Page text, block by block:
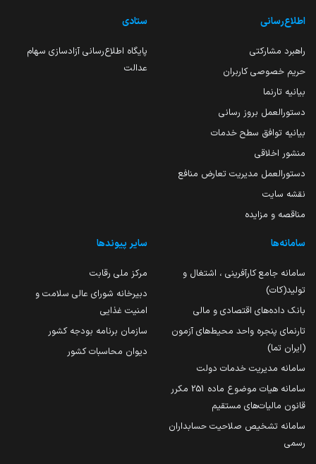
اطلاع‌رسانی
راهبرد مشارکتی
حریم خصوصی کاربران
بیانیه تارنما
دستورالعمل بروز رسانی
بیانیه توافق سطح خدمات
منشور اخلاقی
دستورالعمل مدیریت تعارض منافع
نقشه سایت
مناقصه و مزایده
ستادی
پایگاه اطلاع‌رسانی آزادسازی سهام
عدالت
سامانه‌ها
سامانه جامع کارآفرینی ، اشتغال و
تولید(کات)
بانک داده‌های اقتصادی و مالی
تارنمای پنجره واحد محیط‌های آزمون
(ایران تما)
سامانه مدیریت خدمات دولت
سامانه هیات موضوع ماده 251 مکرر
قانون مالیات‌های مستقیم
سامانه تشخیص صلاحیت حسابداران
رسمی
سایر پیوندها
مرکز ملی رقابت
دبیرخانه شورای عالی سلامت و
امنیت غذایی
سازمان برنامه بودجه کشور
دیوان محاسبات کشور